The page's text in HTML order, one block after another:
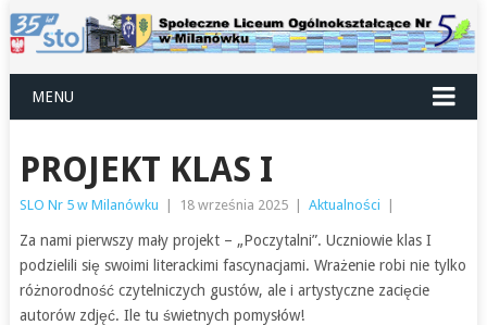
MENU
PROJEKT KLAS I
SLO Nr 5 w Milanówku 18 września 2025 Aktualności
Za nami pierwszy mały projekt – „Poczytalni”. Uczniowie klas I
podzielili się swoimi literackimi fascynacjami. Wrażenie robi nie tylko
różnorodność czytelniczych gustów, ale i artystyczne zacięcie
autorów zdjęć. Ile tu świetnych pomysłów!